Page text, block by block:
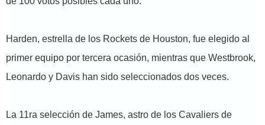
Harden, estrella de los Rockets de Houston, fue elegido al
primer equipo por tercera ocasión, mientras que Westbrook,
Leonardo y Davis han sido seleccionados dos veces.
La 11ra selección de James, astro de los Cavaliers de